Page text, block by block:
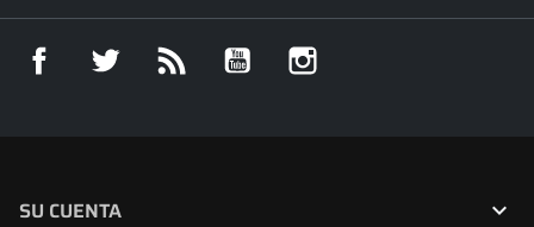
Facebook Twitter YouTube
SU CUENTA 